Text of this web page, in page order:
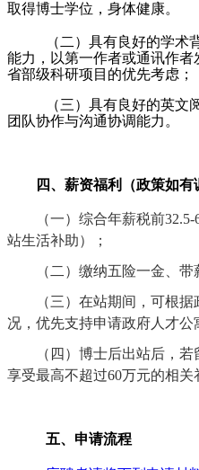
取得博士学位，身体健康。
（二）具有良好的学术
能力，以第一作者或通讯作者
省部级科研项目的优先考虑；
（三）具有良好的英文
团队协作与沟通协调能力。
四、 薪资福利 （政策如
（一） 综合年薪税前32.5-
站生活补助）；
（二） 缴纳五险一金、带
（三） 在站期间，可根据
况，优先支持申请政府人才公
（四） 博士后出站后，若
享受最高不超过60万元的相关
五、申请流程